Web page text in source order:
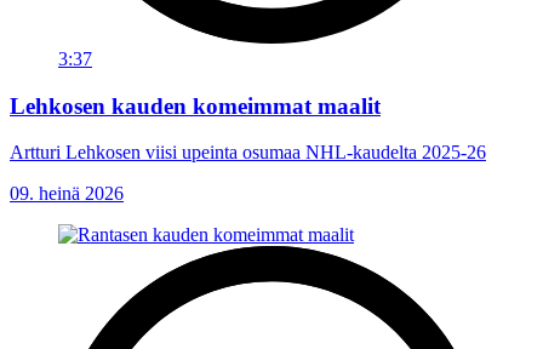
3:37
Lehkosen kauden komeimmat maalit
Artturi Lehkosen viisi upeinta osumaa NHL-kaudelta 2025-26
09. heinä 2026